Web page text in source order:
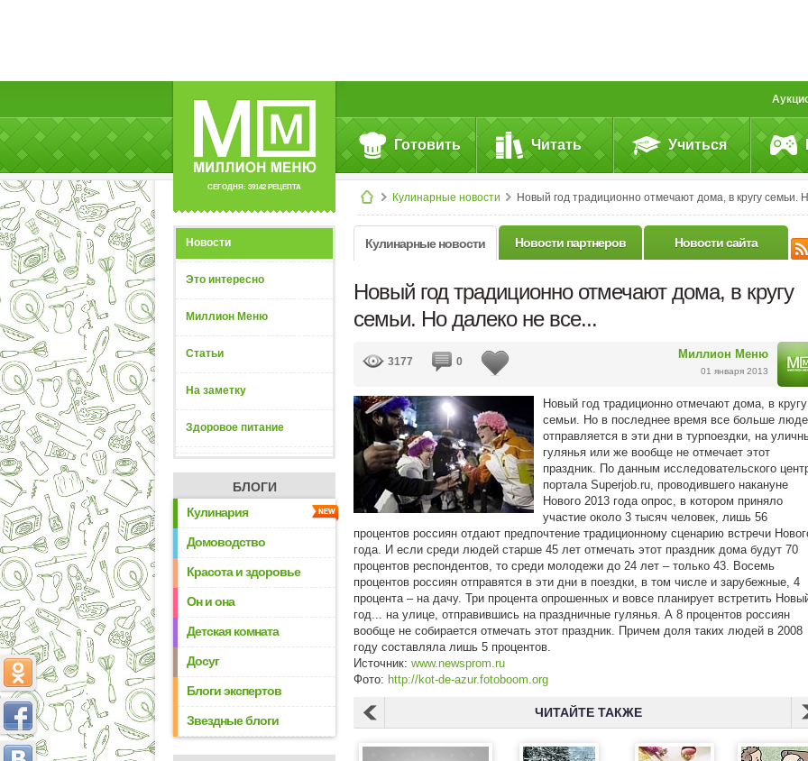
СЕГОДНЯ: 39142 РЕЦЕПТА
Готовить Читать Учиться
Кулинарные новости Новый год традиционно отмечают дома, в кругу семьи. Но далеко не все...
Новости
Это интересно
Миллион Меню
Статьи
На заметку
Здоровое питание
БЛОГИ
Кулинария
Домоводство
Красота и здоровье
Он и она
Детская комната
Досуг
Блоги экспертов
Звездные блоги
Кулинарные новости Новости партнеров Новости сайта
Новый год традиционно отмечают дома, в кругу
семьи. Но далеко не все...
Миллион Меню
01 января 2013
3177 0
Новый год традиционно отмечают дома, в кругу
семьи. Но в последнее время все больше
отправляется в эти дни в турпоездки, на
гулянья или же вообще не отмечает этот
праздник. По данным исследовательского
портала Superjob.ru, проводившего накануне
Нового 2013 года опрос, в котором приняло
участие около 3 тысяч человек, лишь 56
процентов россиян отдают предпочтение традиционному сценарию встречи
года. И если среди людей старше 45 лет отмечать этот праздник дома будут 70
процентов респондентов, то среди молодежи до 24 лет – только 43. Восемь
процентов россиян отправятся в эти дни в поездки, в том числе и зарубежные, 4
процента – на дачу. Три процента опрошенных и вовсе планирует встретить
год... на улице, отправившись на праздничные гулянья. А 8 процентов россиян
вообще не собирается отмечать этот праздник. Причем доля таких людей в 2008
году составляла лишь 5 процентов.
Источник: www.newsprom.ru
Фото: http://kot-de-azur.fotoboom.org
ЧИТАЙТЕ ТАКЖЕ